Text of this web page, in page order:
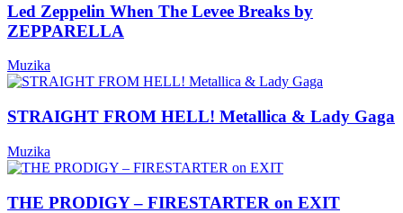
Led Zeppelin When The Levee Breaks by
ZEPPARELLA
Muzika
STRAIGHT FROM HELL! Metallica & Lady Gaga
Muzika
THE PRODIGY – FIRESTARTER on EXIT